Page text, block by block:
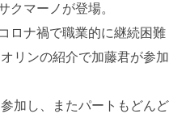
クマーノが登場。
ロナ禍で職業的に継続困難
リンの紹介で加藤君が参加
加し、またパートもどんど